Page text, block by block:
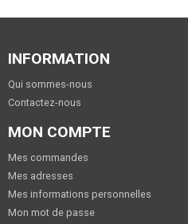
INFORMATION
Qui sommes-nous
Contactez-nous
MON COMPTE
Mes commandes
Mes adresses
Mes informations personnelles
Mon mot de passe